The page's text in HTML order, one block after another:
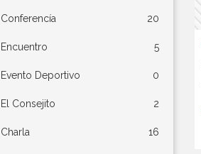
Conferencía 20
Encuentro 5
Evento Deportivo 0
El Consejito 2
Charla 16